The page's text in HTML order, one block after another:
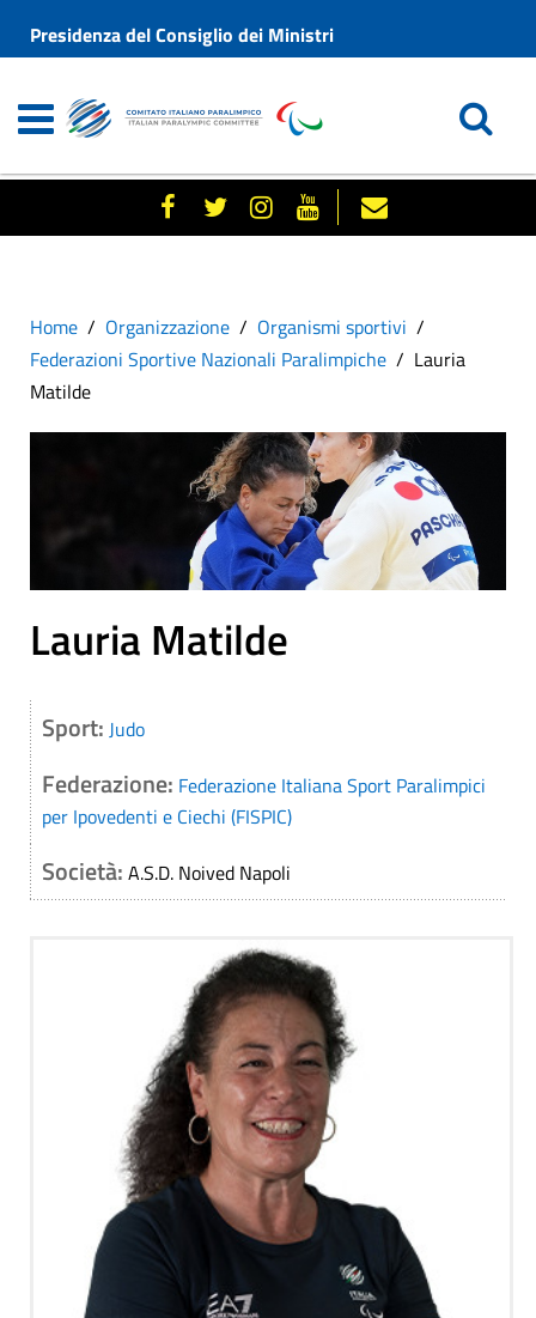
Presidenza del Consiglio dei Ministri
Home Organizzazione
Organismi sportivi
Federazioni Sportive Nazionali Paralimpiche
Lauria
Matilde
Lauria Matilde
Sport: Judo
Federazione: Federazione Italiana Sport Paralimpici
per Ipovedenti e Ciechi (FISPIC)
Società: A.S.D. Noived Napoli